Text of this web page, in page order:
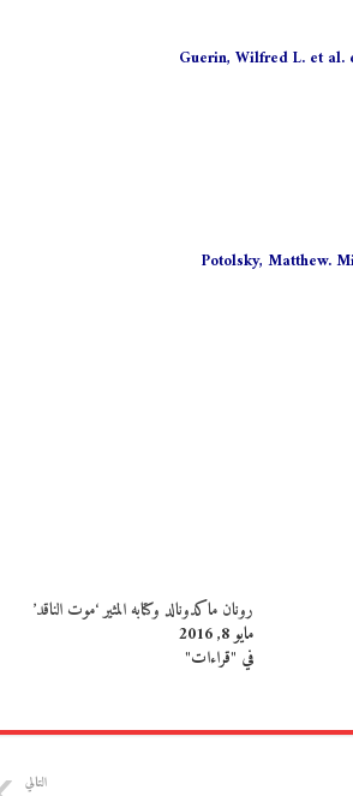
Guerin, Wilfred L. et al.
Potolsky, Matthew.
رونان ماكدونالد وكتابه المثير ‘موت الناقد’
مايو 8, 2016
في "قراءات"
التالي